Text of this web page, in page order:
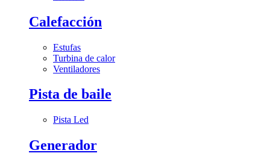
Calefacción
Estufas
Turbina de calor
Ventiladores
Pista de baile
Pista Led
Generador